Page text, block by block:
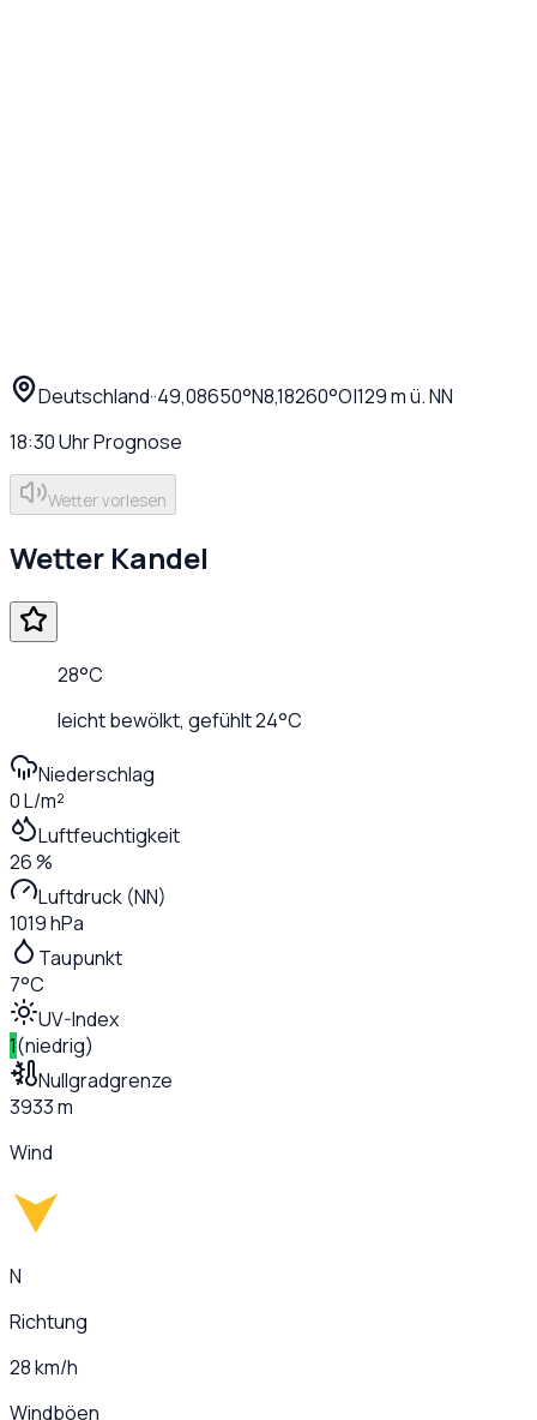
Deutschland··49,08650°N8,18260°O|129m ü. NN
18:30UhrPrognose
Wetter vorlesen
Wetter Kandel
28°C
leicht bewölkt, gefühlt24°C
Niederschlag
0 L/m²
Luftfeuchtigkeit
26 %
Luftdruck (NN)
1019 hPa
Taupunkt
7°C
UV-Index
1(niedrig)
Nullgradgrenze
3933 m
Wind
N
Richtung
28 km/h
Windböen